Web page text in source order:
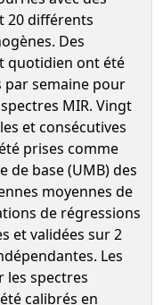
20 différents
Des
quotidien ont été
par semaine pour
MIR. Vingt
et consécutives
prises comme
de base (UMB) des
moyennes de
de régressions
et validées sur 2
Les
les spectres
calibrés en